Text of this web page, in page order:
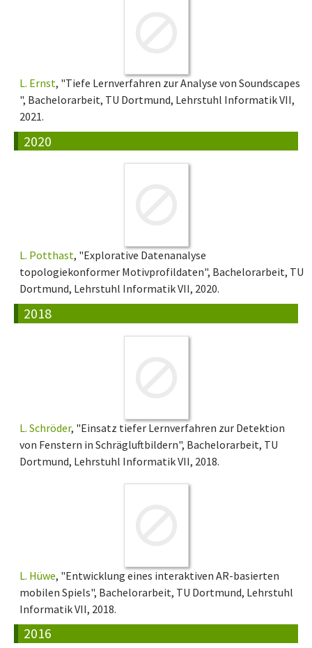
L. Ernst, "Tiefe Lernverfahren zur Analyse von Soundscapes
", Bachelorarbeit, TU Dortmund, Lehrstuhl Informatik VII,
2021.
2020
L. Potthast, "Explorative Datenanalyse
topologiekonformer Motivprofildaten", Bachelorarbeit, TU
Dortmund, Lehrstuhl Informatik VII, 2020.
2018
L. Schröder, "Einsatz tiefer Lernverfahren zur Detektion
von Fenstern in Schrägluftbildern", Bachelorarbeit, TU
Dortmund, Lehrstuhl Informatik VII, 2018.
L. Hüwe, "Entwicklung eines interaktiven AR-basierten
mobilen Spiels", Bachelorarbeit, TU Dortmund, Lehrstuhl
Informatik VII, 2018.
2016